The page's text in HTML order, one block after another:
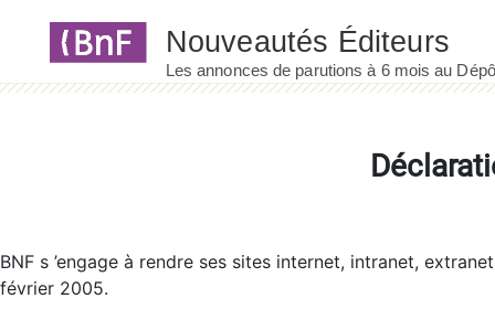
BNF s ’engage à rendre ses sites internet, intranet,
février 2005.